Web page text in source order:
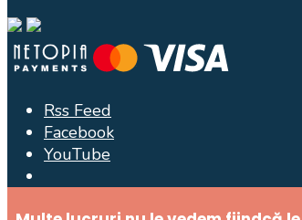
Rss Feed
Facebook
YouTube